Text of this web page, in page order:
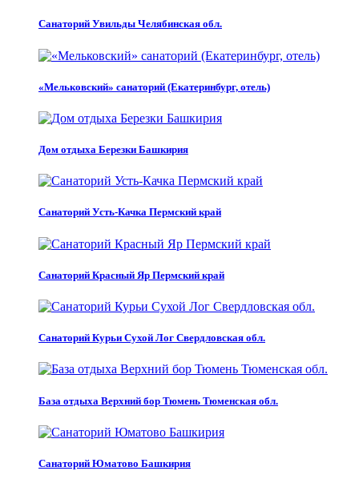
Санаторий Увильды Челябинская обл.
«Мельковский» санаторий (Екатеринбург, отель)
Дом отдыха Березки Башкирия
Санаторий Усть-Качка Пермский край
Санаторий Красный Яр Пермский край
Санаторий Курьи Сухой Лог Свердловская обл.
База отдыха Верхний бор Тюмень Тюменская обл.
Санаторий Юматово Башкирия